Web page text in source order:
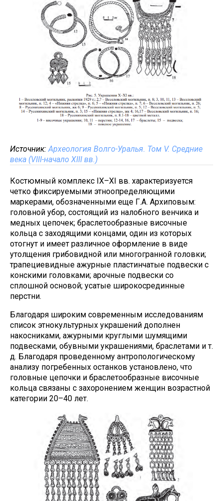
Источник:Археология Волго-Уралья. Том V. Средние
века (VIII-начало XIII вв.)
Костюмный комплекс IX–XI вв. характеризуется
четко фиксируемыми этноопределяющими
маркерами, обозначенными еще Г.А. Архиповым:
головной убор, состоящий из налобного венчика и
медных цепочек; браслетообразные височные
кольца с заходящими концами, один из которых
отогнут и имеет различное оформление в виде
утолщения грибовидной или многогранной головки;
трапециевидные ажурные пластинчатые подвески с
конскими головками; арочные подвески со
сплошной основой; усатые широкосрединные
перстни.
Благодаря широким современным исследованиям
список этнокультурных украшений дополнен
накосниками, ажурными круглыми шумящими
подвесками, обувными украшениями, браслетами и т.
д. Благодаря проведенному антропологическому
анализу погребенных останков установлено, что
головные цепочки и браслетообразные височные
кольца связаны с захоронением женщин возрастной
категории 20–40 лет.